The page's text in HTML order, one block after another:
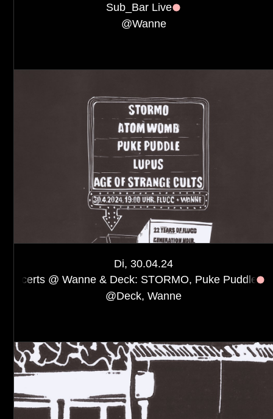
Sub_Bar Live
@Wanne
Di, 30.04.24
& Deck: STORMO, Puke Puddle, Atom Womb,
@Deck, Wanne
Kontakt
FÖRDERGEBER:INNEN & SPONSOREN